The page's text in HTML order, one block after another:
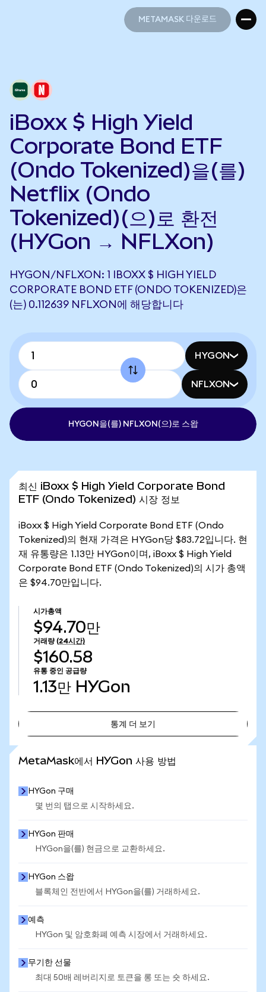
METAMASK 다운로드
iBoxx $ High Yield
Corporate Bond ETF
(Ondo Tokenized)을(를)
Netflix (Ondo
Tokenized)(으)로 환전
(HYGon → NFLXon)
HYGON/NFLXON: 1 IBOXX $ HIGH YIELD
CORPORATE BOND ETF (ONDO TOKENIZED)은
(는) 0.112639 NFLXON에 해당합니다
HYGON
NFLXON
HYGON을(를) NFLXON(으)로 스왑
최신 iBoxx $ High Yield Corporate Bond
ETF (Ondo Tokenized) 시장 정보
iBoxx $ High Yield Corporate Bond ETF (Ondo
Tokenized)의 현재 가격은 HYGon당 $83.72입니다. 현
재 유통량은 1.13만 HYGon이며, iBoxx $ High Yield
Corporate Bond ETF (Ondo Tokenized)의 시가 총액
은 $94.70만입니다.
시가총액
$94.70만
거래량 (24시간)
$160.58
유통 중인 공급량
1.13만 HYGon
통계 더 보기
MetaMask에서 HYGon 사용 방법
HYGon 구매
몇 번의 탭으로 시작하세요.
HYGon 판매
HYGon을(를) 현금으로 교환하세요.
HYGon 스왑
블록체인 전반에서 HYGon을(를) 거래하세요.
예측
HYGon 및 암호화폐 예측 시장에서 거래하세요.
무기한 선물
최대 50배 레버리지로 토큰을 롱 또는 숏 하세요.